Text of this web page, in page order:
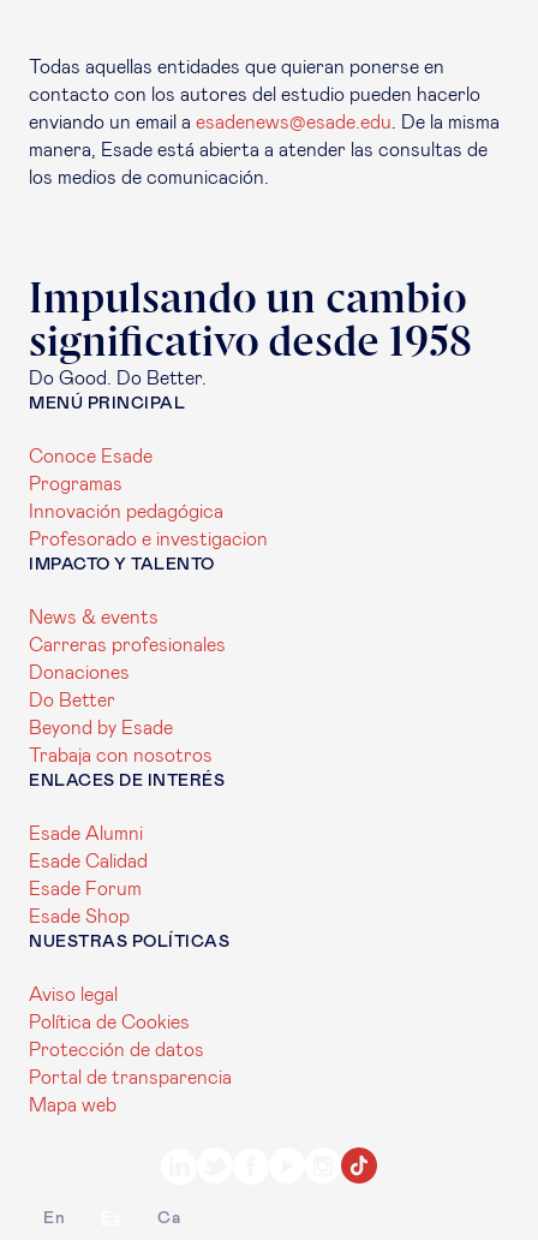
Todas aquellas entidades que quieran ponerse en
contacto con los autores del estudio pueden hacerlo
enviando un email a esadenews@esade.edu . De la misma
manera, Esade está abierta a atender las consultas de
los medios de comunicación.
Impulsando un cambio
significativo desde 1958
Do Good. Do Better.
MENÚ PRINCIPAL
Conoce Esade
Programas
Innovación pedagógica
Profesorado e investigacion
IMPACTO Y TALENTO
News & events
Carreras profesionales
Donaciones
Do Better
Beyond by Esade
Trabaja con nosotros
ENLACES DE INTERÉS
Esade Alumni
Esade Calidad
Esade Forum
Esade Shop
NUESTRAS POLÍTICAS
Aviso legal
Política de Cookies
Protección de datos
Portal de transparencia
Mapa web
En Ca